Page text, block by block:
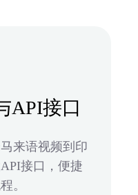
API接口
来语视频到印
接口，便捷
。